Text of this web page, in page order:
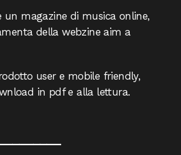
un magazine di musica online,
della webzine aim a
user e mobile friendly,
in pdf e alla lettura.